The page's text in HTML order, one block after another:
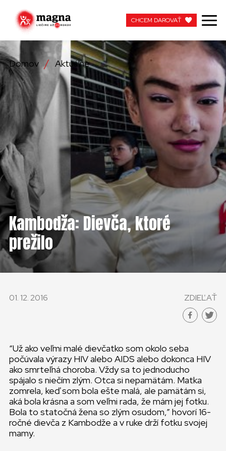
CHCEM DAROVAŤ
NAŠA PRÁCA
O NÁS
AKTUÁLNE
ZAPOJTE SA
APOTEKA + PINAKOTEKA
PRACUJTE S NAMI
KONTAKT
SLOVENSKO
CHCEM DAROVAŤ
Domov Aktuálne
Kambodža: Dievča, ktoré
prežilo
01. 12. 2016 ZDIEĽAŤ
“Už ako veľmi malé dievčatko som okolo seba
počúvala výrazy HIV alebo AIDS alebo dokonca HIV
ako smrteľná choroba. Vždy sa to jednoducho
spájalo s niečím zlým. Otca si nepamätám. Matka
zomrela, keď som bola ešte malá, ale pamätám si,
aká bola krásna a som veľmi rada, že mám jej fotku.
Bola to statočná žena so zlým osudom,” hovorí 16-
ročné dievča z Kambodže a v ruke drží fotku svojej
mamy.